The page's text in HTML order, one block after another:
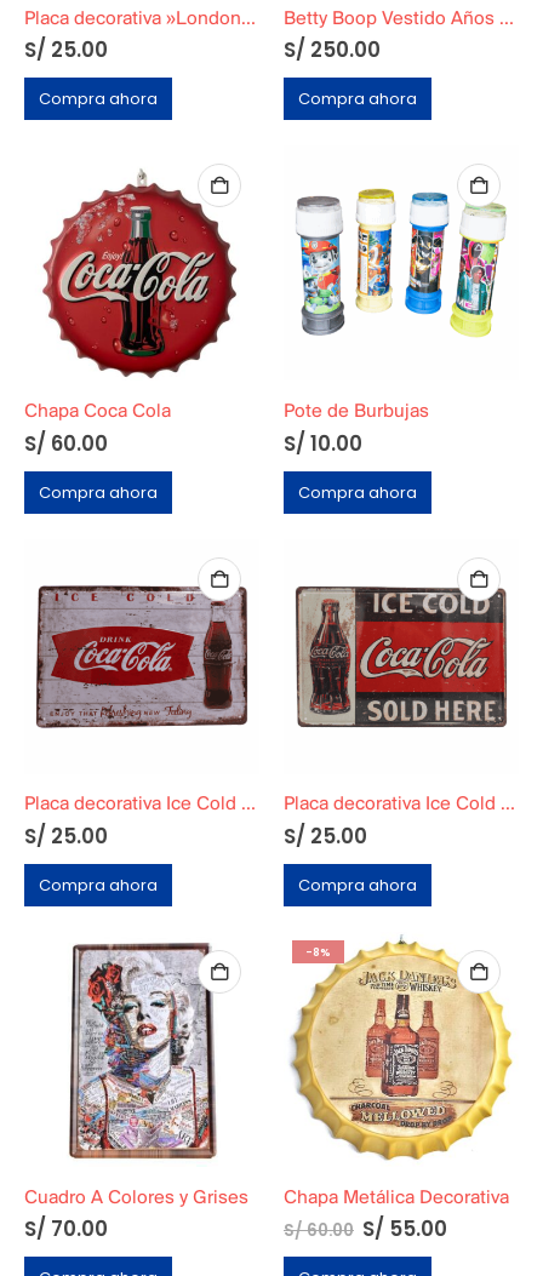
Placa decorativa »London Brige»
S/ 25.00
Compra ahora
Betty Boop Vestido Años 90
S/ 250.00
Compra ahora
Chapa Coca Cola
S/ 60.00
Compra ahora
Pote de Burbujas
S/ 10.00
Compra ahora
Placa decorativa Ice Cold Enjoy That Refreshin New Felling (Coca Cola)
S/ 25.00
Compra ahora
Placa decorativa Ice Cold Sold Here (Coca Cola)
S/ 25.00
Compra ahora
Cuadro A Colores y Grises
S/ 70.00
-8%
Chapa Metálica Decorativa
S/60.00 El
precio
original
S/ 55.00El